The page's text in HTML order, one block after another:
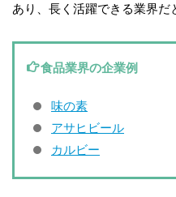
あり、長く活躍できる業界だ
食品業界の企業例
味の素
アサヒビール
カルビー